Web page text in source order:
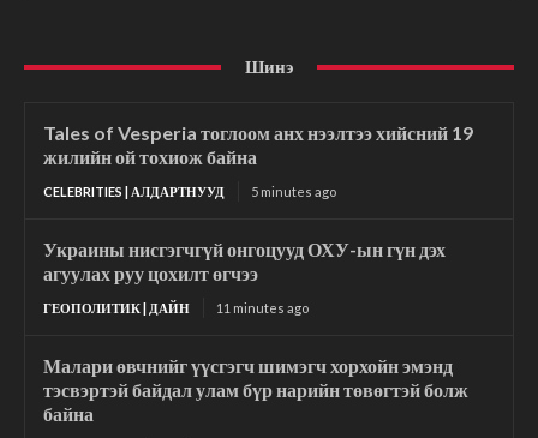
Шинэ
Tales of Vesperia тоглоом анх нээлтээ хийсний 19
жилийн ой тохиож байна
CELEBRITIES | АЛДАРТНУУД 5 minutes ago
Украины нисгэгчгүй онгоцууд ОХУ-ын гүн дэх
агуулах руу цохилт өгчээ
ГЕОПОЛИТИК | ДАЙН 11 minutes ago
Малари өвчнийг үүсгэгч шимэгч хорхойн эмэнд
тэсвэртэй байдал улам бүр нарийн төвөгтэй болж
байна